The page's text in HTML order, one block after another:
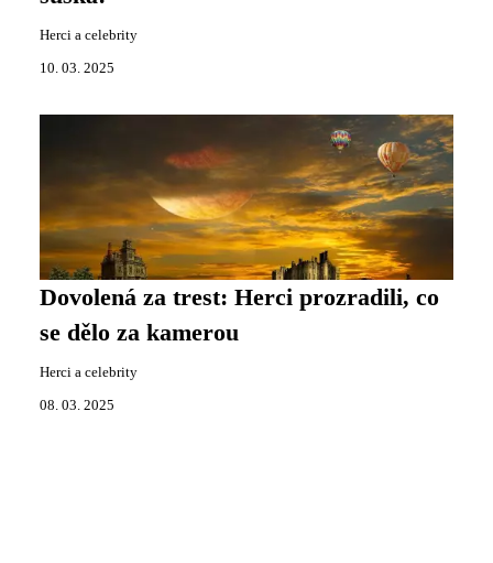
Herci a celebrity
10. 03. 2025
Dovolená za trest: Herci prozradili, co
se dělo za kamerou
Herci a celebrity
08. 03. 2025